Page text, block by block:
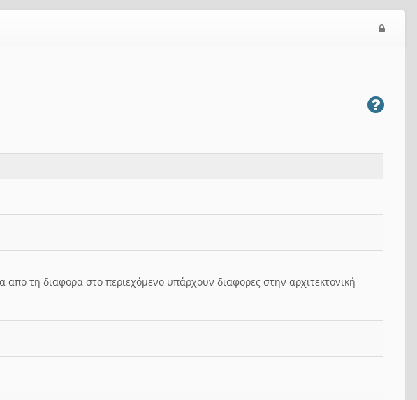
τη διαφορα στο περιεχόμενο υπάρχουν διαφορες στην αρχιτεκτονική